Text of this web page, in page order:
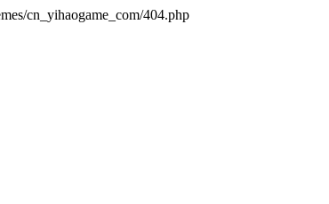
cn_yihaogame_com/404.php